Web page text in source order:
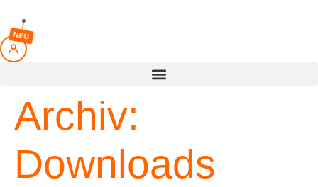
springen
NEU
Archiv:
Downloads